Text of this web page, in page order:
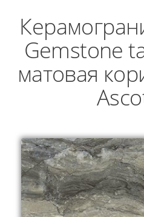
Gemstone
матовая